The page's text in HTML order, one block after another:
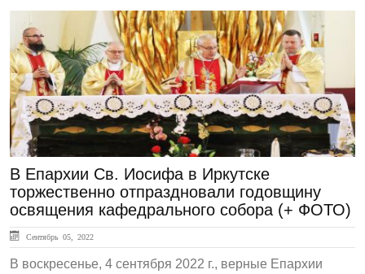
ЛЕНТА НОВОСТЕЙ
В Епархии Св. Иосифа в Иркутске
торжественно отпраздновали годовщину
освящения кафедрального собора (+ ФОТО)
Сентябрь 05, 2022
В воскресенье, 4 сентября 2022 г., верные Епархии